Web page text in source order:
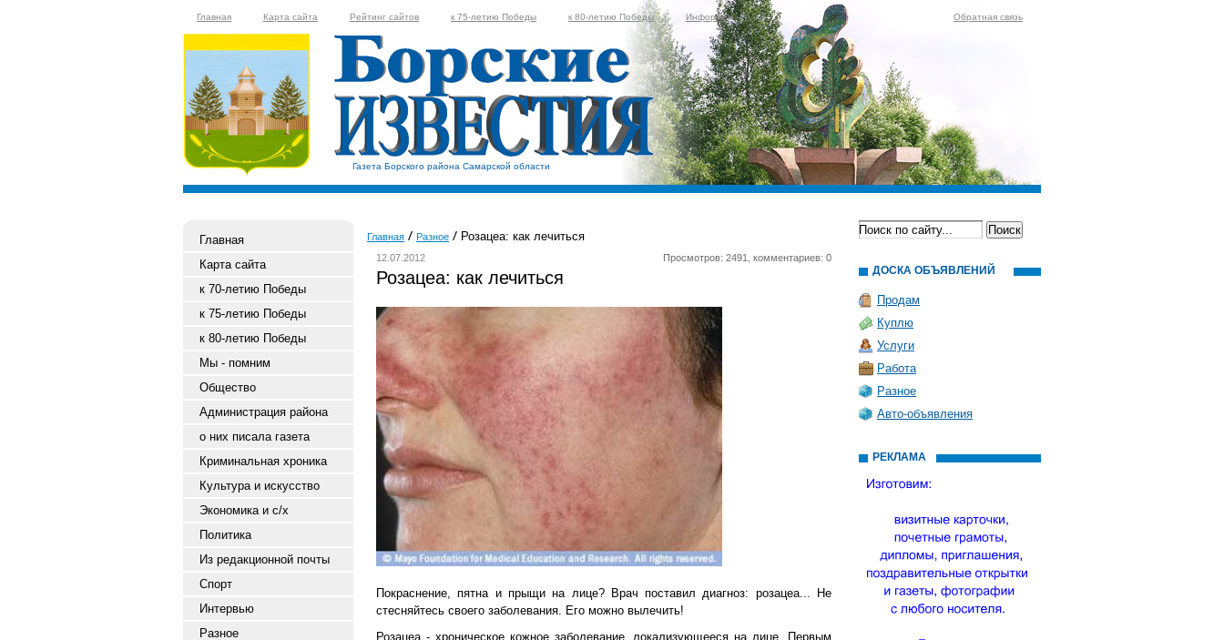
Главная Карта сайта Рейтинг сайтов к 75-летию Победы к 80-летию Победы Информер Обратная связь
Газета Борского района Самарской области
Главная
Карта сайта
к 70-летию Победы
к 75-летию Победы
к 80-летию Победы
Мы - помним
Общество
Администрация района
о них писала газета
Криминальная хроника
Культура и искусство
Экономика и с/х
Политика
Из редакционной почты
Спорт
Интервью
Разное
Главная Разное Розацеа: как лечиться
12.07.2012 Просмотров: 2491, комментариев: 0
Розацеа: как лечиться
Покраснение, пятна и прыщи на лице? Врач поставил диагноз: розацеа... Не
стесняйтесь своего заболевания. Его можно вылечить!
Розацеа - хроническое кожное заболевание, локализующееся на лице. Первым
ДОСКА ОБЪЯВЛЕНИЙ
Продам
Куплю
Услуги
Работа
Разное
Авто-объявления
РЕКЛАМА